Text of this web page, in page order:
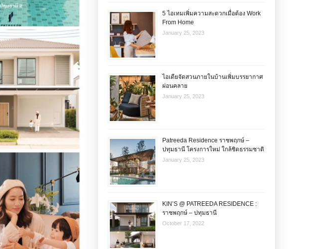
5 ไอเทมเพิ่มความสะดวกเมื่อต้อง Work
From Home
January 25, 2023
ไอเดียจัดสวนภายในบ้านเพิ่มบรรยากาศ
ผ่อนคลาย
January 25, 2023
Patreeda Residence ราชพฤกษ์ –
ปทุมธานี โครงการใหม่ ใกล้ชิดธรรมชาติ
January 25, 2023
KIN’S @ PATREEDA RESIDENCE :
ราชพฤกษ์ – ปทุมธานี
October 17, 2022